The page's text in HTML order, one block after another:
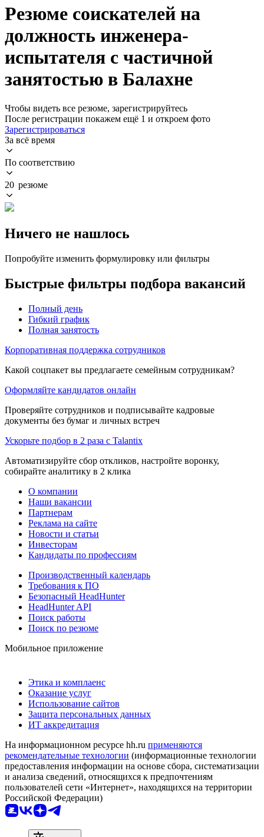
Резюме соискателей на
должность инженера-
испытателя с частичной
занятостью в Балахне
Чтобы видеть все резюме, зарегистрируйтесь
После регистрации покажем ещё 1 и откроем фото
Зарегистрироваться
За всё время
По соответствию
20 резюме
Ничего не нашлось
Попробуйте изменить формулировку или фильтры
Быстрые фильтры подбора вакансий
Полный день
Гибкий график
Полная занятость
Корпоративная поддержка сотрудников
Какой соцпакет вы предлагаете семейным сотрудникам?
Оформляйте кандидатов онлайн
Проверяйте сотрудников и подписывайте кадровые
документы без бумаг и личных встреч
Ускорьте подбор в 2 раза с Talantix
Автоматизируйте сбор откликов, настройте воронку,
собирайте аналитику в 2 клика
О компании
Наши вакансии
Партнерам
Реклама на сайте
Новости и статьи
Инвесторам
Кандидаты по профессиям
Производственный календарь
Требования к ПО
Безопасный HeadHunter
HeadHunter API
Поиск работы
Поиск по резюме
Мобильное приложение
Этика и комплаенс
Оказание услуг
Использование сайтов
Защита персональных данных
ИТ аккредитация
На информационном ресурсе hh.ru применяются
рекомендательные технологии (информационные технологии
предоставления информации на основе сбора, систематизации
и анализа сведений, относящихся к предпочтениям
пользователей сети «Интернет», находящихся на территории
Российской Федерации)